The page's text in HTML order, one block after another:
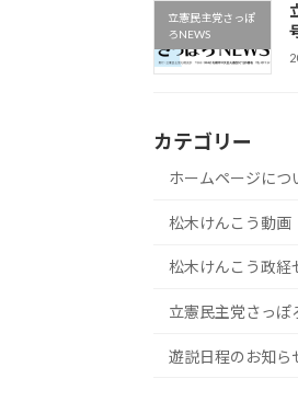
立憲民主党さっぽ
ろNEWS
カテゴリー
ホームページにつ
松木けんこう動画
松木けんこう政経
立憲民主党さっぽ
遊説日程のお知ら